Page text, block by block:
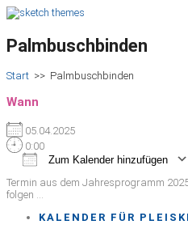
Palmbuschbinden
Start >> Palmbuschbinden
Wann
05.04.2025
0:00
Zum Kalender hinzufügen
ICS herunterladen
Google Kalender
iCalendarOffice
Termin aus dem Jahresprogramm
folgen …
KALENDER FÜR